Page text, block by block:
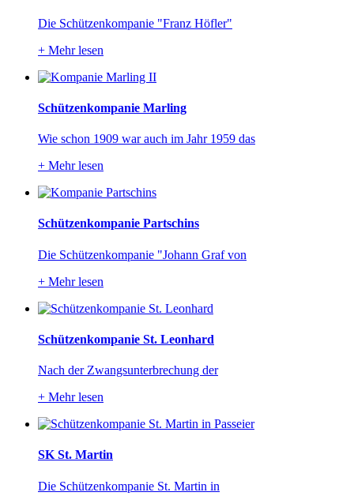
Die Schützenkompanie "Franz Höfler"
+ Mehr lesen
Schützenkompanie Marling
Wie schon 1909 war auch im Jahr 1959 das
+ Mehr lesen
Schützenkompanie Partschins
Die Schützenkompanie "Johann Graf von
+ Mehr lesen
Schützenkompanie St. Leonhard
Nach der Zwangsunterbrechung der
+ Mehr lesen
SK St. Martin
Die Schützenkompanie St. Martin in